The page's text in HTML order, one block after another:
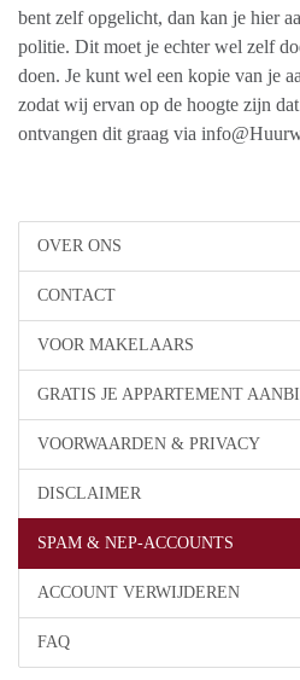
OVER ONS
CONTACT
VOOR MAKELAARS
GRATIS JE APPARTEMENT
VOORWAARDEN & PRIVACY
DISCLAIMER
SPAM & NEP-ACCOUNTS
ACCOUNT VERWIJDEREN
FAQ
bent zelf opgelicht, dan kan je hier
politie. Dit moet je echter wel zelf
doen. Je kunt wel een kopie van je
zodat wij ervan op de hoogte zijn
ontvangen dit graag via